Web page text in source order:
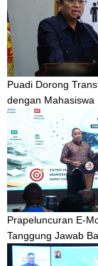
Puadi Dorong
dengan Mahasiswa
Prapeluncuran E-
Tanggung Jawab